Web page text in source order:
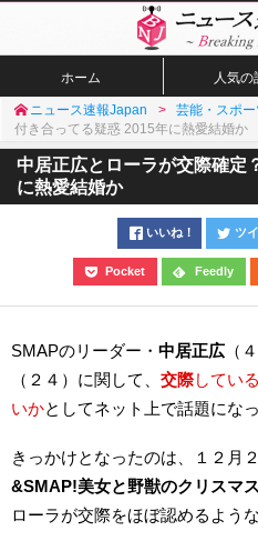
ホーム 人気の
ニュース速報Japan 芸能・スポー
付き合ってる疑惑 2015年に熱愛結婚か
中居正広とローラが交際確定
に熱愛結婚か
いいね！ ツ
Pocket Feedly
SMAPのリーダー・ 中居正広 （
（２４）に関して、 交際してい
いかとしてネット上で話題になっ
きっかけとなったのは、１２月
&SMAP!美女と野獣のクリスマス
ローラが交際をほぼ認めるよう